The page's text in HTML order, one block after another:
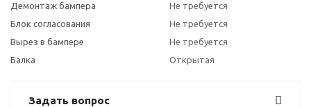
Демонтаж бампера
Не требуется
Блок согласования
Не требуется
Вырез в бампере
Не требуется
Балка
Открытая
Задать вопрос